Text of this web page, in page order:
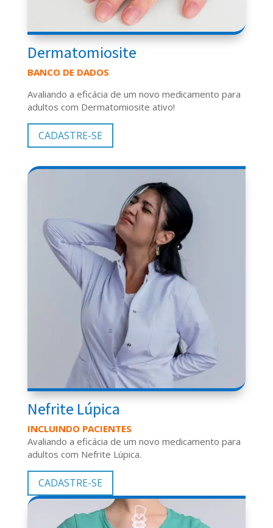
Dermatomiosite
BANCO DE DADOS
Avaliando a eficácia de um novo medicamento para
adultos com Dermatomiosite ativo!
CADASTRE-SE
Nefrite Lúpica
INCLUINDO PACIENTES
Avaliando a eficácia de um novo medicamento para
adultos com Nefrite Lúpica.
CADASTRE-SE